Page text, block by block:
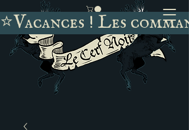
⭐Vacances ! Les